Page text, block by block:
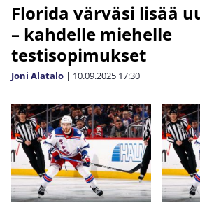
Florida värväsi lisää
– kahdelle miehelle
testisopimukset
Joni Alatalo | 10.09.2025 17:30